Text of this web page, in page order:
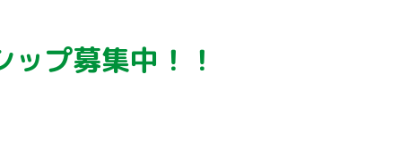
ップ募集中！！